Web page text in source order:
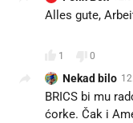
Alles gute,
1 0
Nekad bilo
BRICS bi mu
ćorke. Čak i